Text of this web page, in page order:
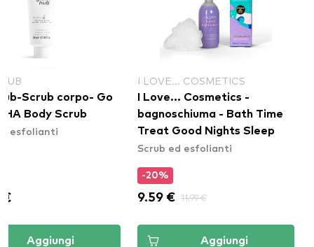
Scrub corpo- Go
Body Scrub
esfolianti
€
Aggiungi
I LOVE... COSMETICS
I Love... Cosmetics -
bagnoschiuma - Bath Time
Treat Good Nights Sleep
Scrub ed esfolianti
-20%
9.59 € 11.99 €
Aggiungi